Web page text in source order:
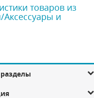
товаров из
и